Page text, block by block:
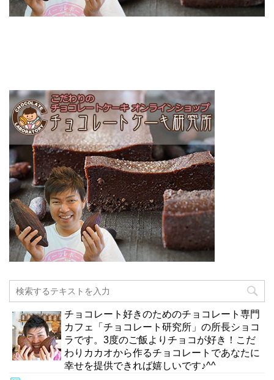
チョコレート好きのためのチョコレート専門
カフェ「チョコレート研究所」の所長ショコ
ラです。3度のご飯よりチョコが好き！こだ
わりカカオから作るチョコレートであなたに
幸せを提供できれば嬉しいです♪^^